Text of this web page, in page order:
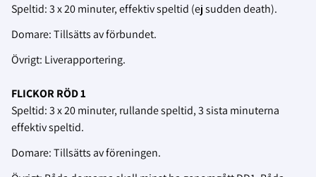
Speltid: 3 x 20 minuter, effektiv speltid (ej sudden death).
Domare: Tillsätts av förbundet.
Övrigt: Liverapportering.
FLICKOR RÖD 1
Speltid: 3 x 20 minuter, rullande speltid, 3 sista minuterna
effektiv speltid.
Domare: Tillsätts av föreningen.